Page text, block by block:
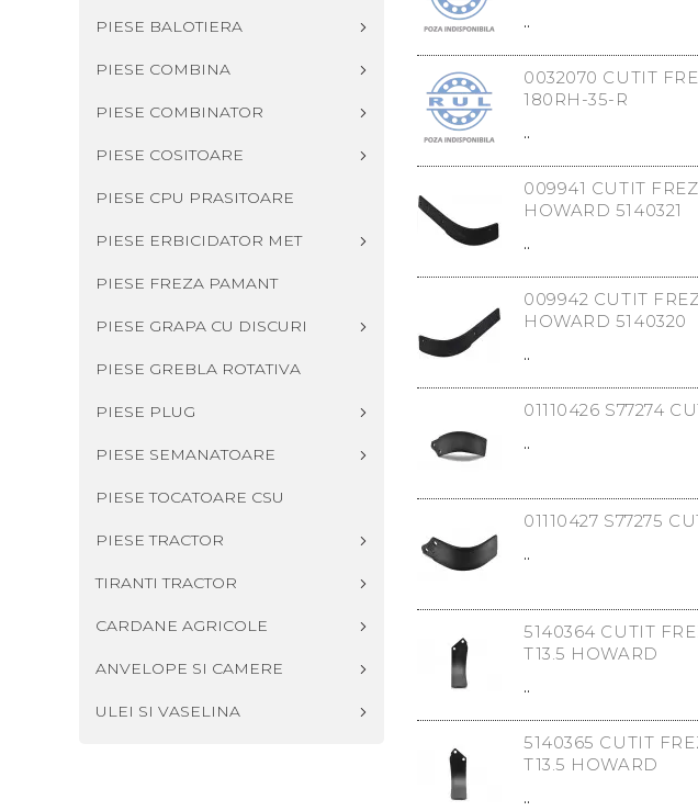
PIESE BALOTIERA
PIESE COMBINA
PIESE COMBINATOR
PIESE COSITOARE
PIESE CPU PRASITOARE
PIESE ERBICIDATOR MET
PIESE FREZA PAMANT
PIESE GRAPA CU DISCURI
PIESE GREBLA ROTATIVA
PIESE PLUG
PIESE SEMANATOARE
PIESE TOCATOARE CSU
PIESE TRACTOR
TIRANTI TRACTOR
CARDANE AGRICOLE
ANVELOPE SI CAMERE
ULEI SI VASELINA
..
0032070 CUTIT
180RH-35-R
..
009941 CUTIT
HOWARD 5140321
..
009942 CUTIT
HOWARD 5140320
..
01110426 S77274
..
01110427 S77275
..
5140364 CUTIT
T13.5 HOWARD
..
5140365 CUTIT
T13.5 HOWARD
..